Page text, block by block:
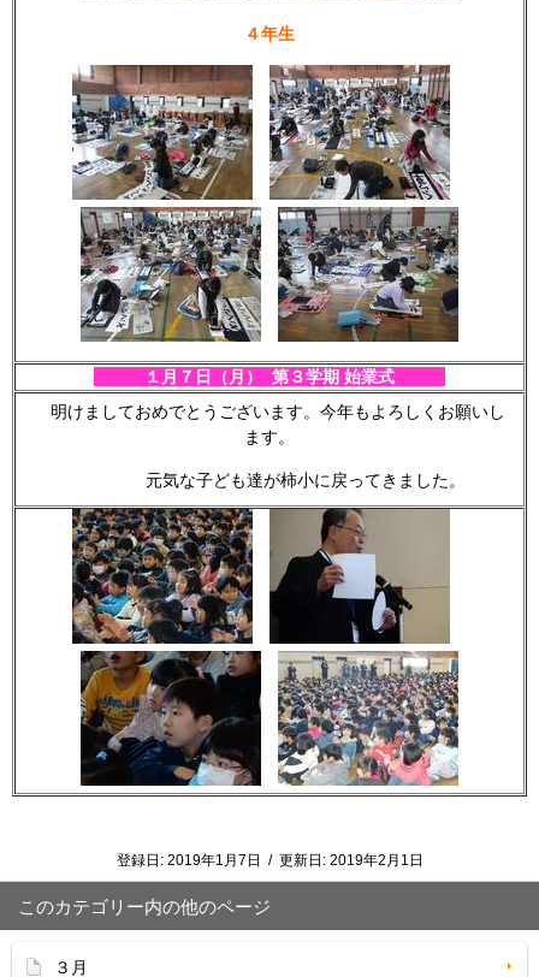
４年生
１月７日（月） 第３学期 始業式
明けましておめでとうございます。今年もよろしくお願いし
ます。
元気な子ども達が柿小に戻ってきました。
登録日: 2019年1月7日 / 更新日: 2019年2月1日
このカテゴリー内の他のページ
３月